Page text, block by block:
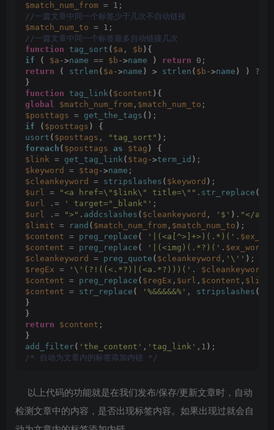
$match_num_from = 1;
//一篇文章中同一个标签少于几次不自动链接
$match_num_to = 1;
//一篇文章中同一个标签最多自动链接几次
function
tag_sort ( $a , $b ){
if
( $a ->name == $b ->name ) return 0;
return
( strlen ( $a ->name ) > strlen ( $b ->name ) )
? -
}
function
tag_link( $content ){
global
$match_num_from , $match_num_to ;
$posttags = get_the_tags () ;
if
( $posttags )
{
usort ( $posttags , "tag_sort" ) ;
foreach ( $posttags as $tag )
{
$link = get_tag_link( $tag ->term_id ) ;
$keyword
= $tag ->name ;
$cleankeyword
= stripslashes ( $keyword ) ;
$url = "<a href=\"$link\" title=\"" . str_replace (
$url .= ' target="_blank"' ;
$url .= ">" . addcslashes ( $cleankeyword , '$' ) . "</a>"
$limit = rand ( $match_num_from , $match_num_to ) ;
$content = preg_replace ( '|(<a[^>]+>)(.*)(' .
$content = preg_replace ( '|(<img)(.*?)(' . $ex_word
$cleankeyword
= preg_quote ( $cleankeyword , '\'' ) ;
$regEx = '\'(?!((<.*?)|(<a.*?)))(' . $cleankeyword
$content = preg_replace ( $regEx , $url , $content , $limit
$content = str_replace ( '%&&&&&%' , stripslashes (
}
}
return
$content ;
}
add_filter( 'the_content' , 'tag_link' ,1 ) ;
/* 自动为文章内的标签添加内链 */
以上代码的功能就是在我们发布/保存/更新文章时，自动
检测文章中的内容，是否出现标签内容。如果出现过就会自